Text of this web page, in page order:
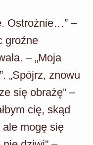
Ostrożnie…” –
groźne
– „Moja
„Spójrz, znowu
się obrażę” –
cię, skąd
ale mogę się